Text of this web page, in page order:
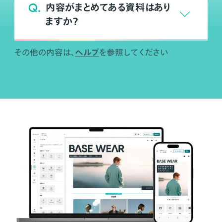
Q. 内容がまとめてある資料はあり
ますか？
その他の内容は、 ヘルプを参照してください